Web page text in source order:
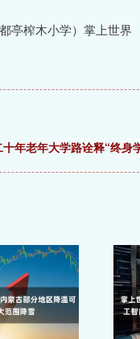
亭榨木小学）掌上世界
年老年大学路诠释“终身